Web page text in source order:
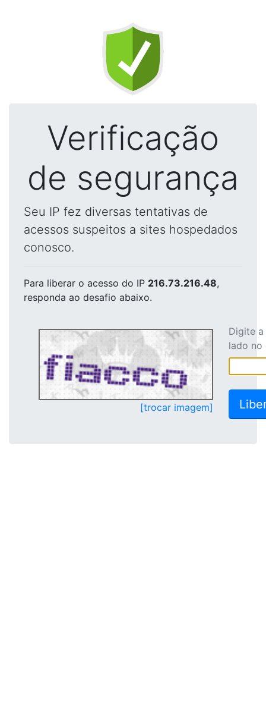
Verificação
de segurança
Seu IP fez diversas tentativas de
acessos suspeitos a sites hospedados
conosco.
Para liberar o acesso do IP 216.73.216.48,
responda ao desafio abaixo.
[trocar imagem]
Digite
lado no